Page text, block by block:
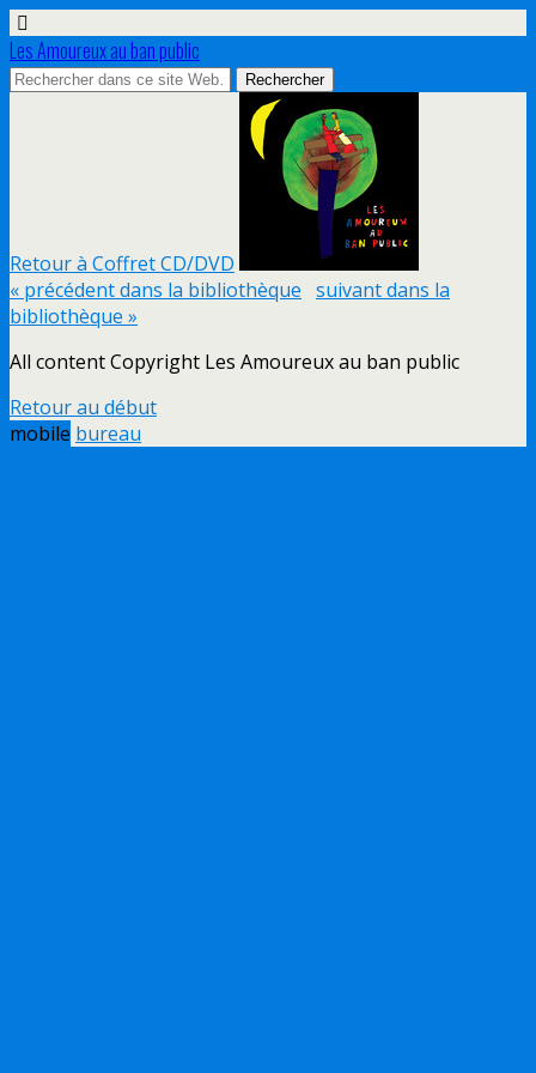
Les Amoureux au ban public
Retour à Coffret CD/DVD
« précédent dans la bibliothèque suivant dans la
bibliothèque »
All content Copyright Les Amoureux au ban public
Retour au début
mobile bureau